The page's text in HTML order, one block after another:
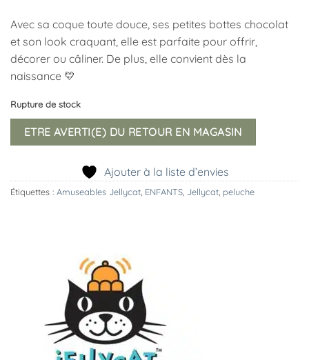
Avec sa coque toute douce, ses petites bottes chocolat
et son look craquant, elle est parfaite pour offrir,
décorer ou câliner. De plus, elle convient dès la
naissance 💛
Rupture de stock
ETRE AVERTI(E) DU RETOUR EN MAGASIN
Ajouter à la liste d’envies
Étiquettes : Amuseables Jellycat ENFANTS Jellycat peluche